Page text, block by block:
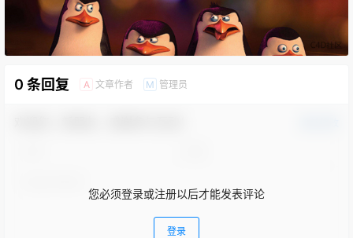
0 条回复 A 文章作者 M 管理员
您必须登录或注册以后才能发表评论
登录